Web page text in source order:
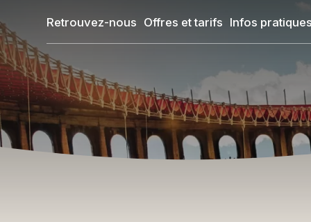
au
contenu
principal
Retrouvez-nous Offres et tarifs Infos